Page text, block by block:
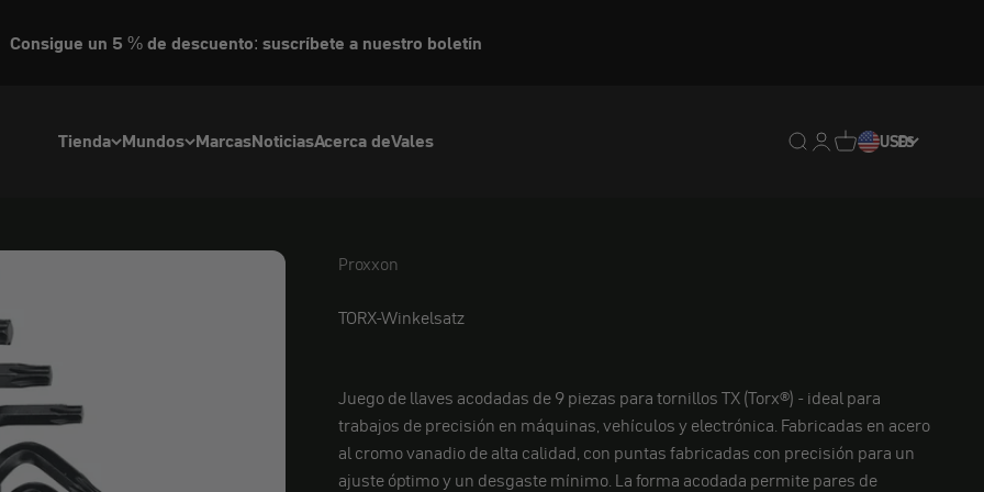
Consigue un 5 % de descuento: suscríbete a nuestro boletín
Tienda Mundos MarcasNoticiasAcerca deVales Traducción pendiente:
Traducción
Traducción
USDES
Proxxon
Proxxon
TORX-Winkelsatz
Juego de llaves acodadas de 9 piezas para tornillos TX (Torx®) - ideal para
trabajos de precisión en máquinas, vehículos y electrónica. Fabricadas en acero
al cromo vanadio de alta calidad, con puntas fabricadas con precisión para un
ajuste óptimo y un desgaste mínimo. La forma acodada permite pares de